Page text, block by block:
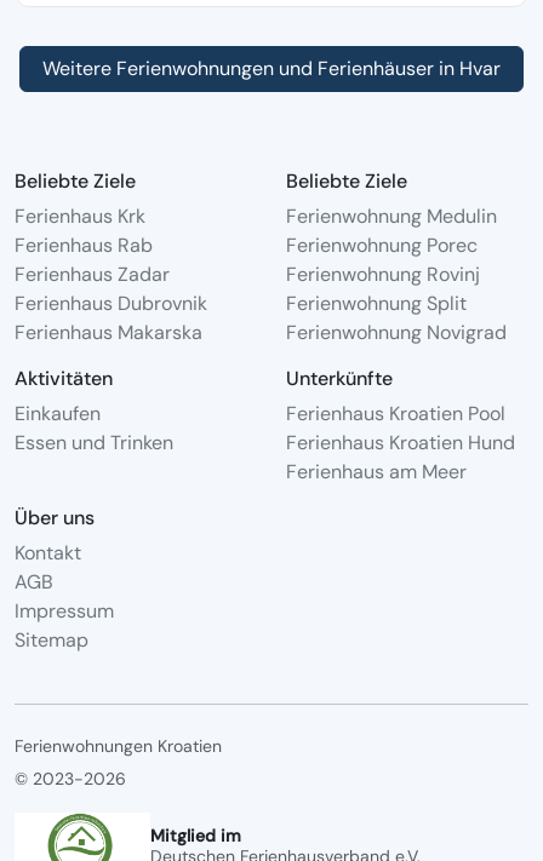
Weitere Ferienwohnungen und Ferienhäuser in Hvar
Beliebte Ziele
Ferienhaus Krk
Ferienhaus Rab
Ferienhaus Zadar
Ferienhaus Dubrovnik
Ferienhaus Makarska
Beliebte Ziele
Ferienwohnung Medulin
Ferienwohnung Porec
Ferienwohnung Rovinj
Ferienwohnung Split
Ferienwohnung Novigrad
Aktivitäten
Einkaufen
Essen und Trinken
Unterkünfte
Ferienhaus Kroatien Pool
Ferienhaus Kroatien Hund
Ferienhaus am Meer
Über uns
Kontakt
AGB
Impressum
Sitemap
Ferienwohnungen Kroatien
© 2023-2026
Mitglied im
Deutschen Ferienhausverband e.V.